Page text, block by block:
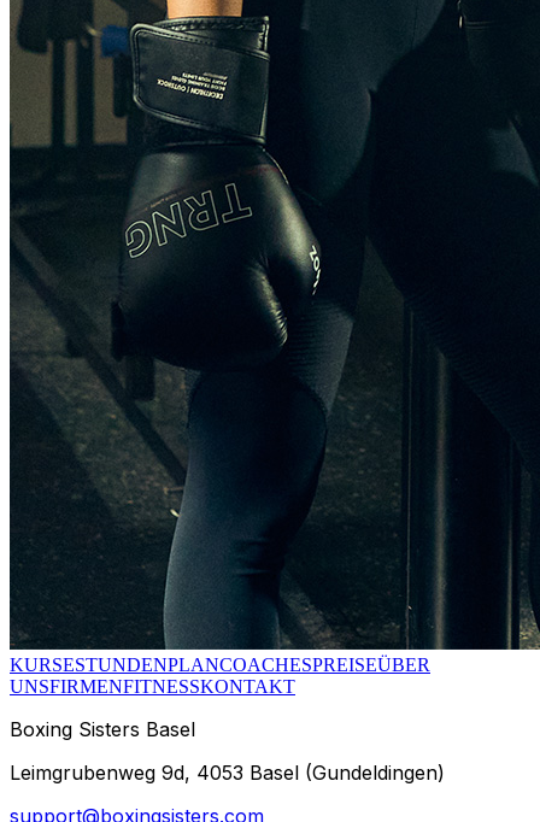
KURSESTUNDENPLANCOACHESPREISEÜBER
UNSFIRMENFITNESSKONTAKT
Boxing Sisters Basel
Leimgrubenweg 9d, 4053 Basel (Gundeldingen)
support@boxingsisters.com